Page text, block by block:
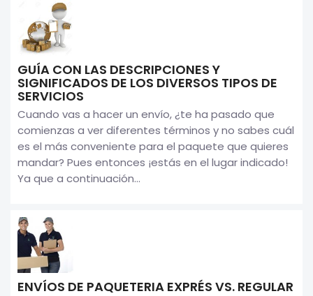
GUÍA CON LAS DESCRIPCIONES Y
SIGNIFICADOS DE LOS DIVERSOS TIPOS DE
SERVICIOS
Cuando vas a hacer un envío, ¿te ha pasado que
comienzas a ver diferentes términos y no sabes cuál
es el más conveniente para el paquete que quieres
mandar? Pues entonces ¡estás en el lugar indicado!
Ya que a continuación...
ENVÍOS DE PAQUETERIA EXPRÉS VS. REGULAR